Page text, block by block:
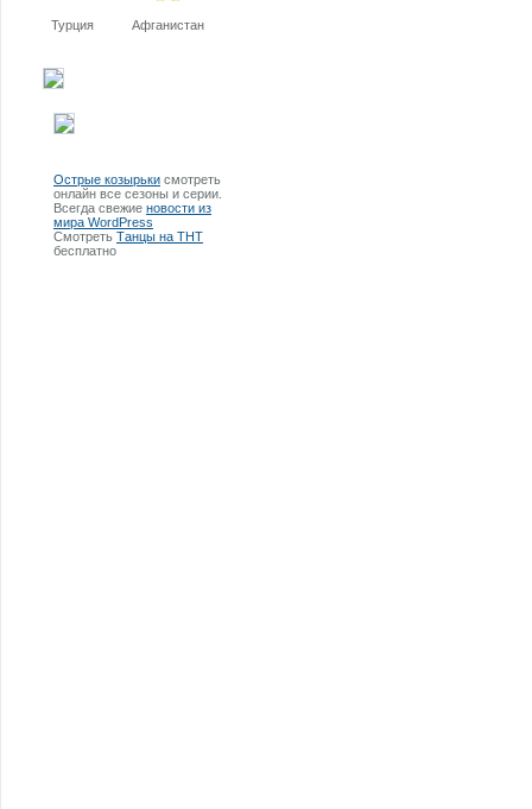
Турция Афганистан
Острые козырьки смотреть
онлайн все сезоны и серии.
Всегда свежие новости из
мира WordPress
Смотреть Танцы на ТНТ
бесплатно